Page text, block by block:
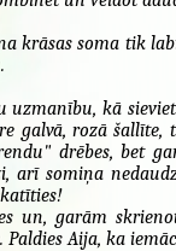
krāsas soma tik
kā
galvā, rozā
drēbes, bet
arī somiņa
un, garām
Aija, ka